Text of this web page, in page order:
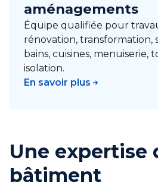
aménagements
Équipe qualifiée pour
rénovation, transformation,
bains, cuisines, menuiserie,
isolation.
En savoir plus
Une expertise
bâtiment